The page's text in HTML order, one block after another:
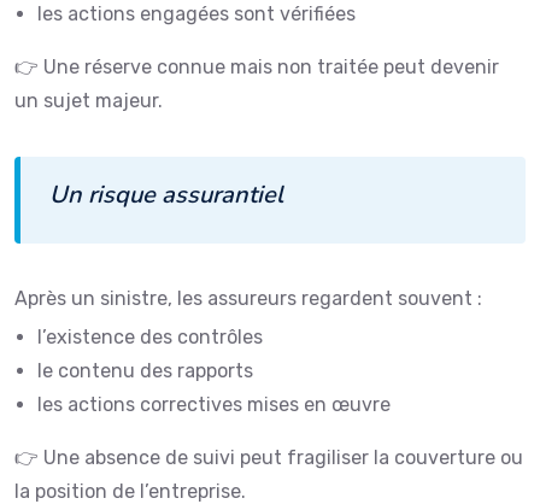
les actions engagées sont vérifiées
👉 Une réserve connue mais non traitée peut devenir
un sujet majeur.
Un risque assurantiel
Après un sinistre, les assureurs regardent souvent :
l’existence des contrôles
le contenu des rapports
les actions correctives mises en œuvre
👉 Une absence de suivi peut fragiliser la couverture ou
la position de l’entreprise.